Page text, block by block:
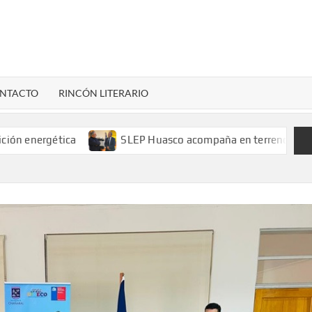
RINCÓN LITERARIO
SLEP Huasco acompaña en terreno el retorno a